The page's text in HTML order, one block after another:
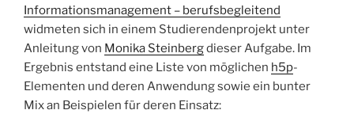
Informationsmanagement – berufsbegleitend
widmeten sich in einem Studierendenprojekt unter
Anleitung von Monika Steinbergdieser Aufgabe. Im
Ergebnis entstand eine Liste von möglichen h5p-
Elementen und deren Anwendung sowie ein bunter
Mix an Beispielen für deren Einsatz: